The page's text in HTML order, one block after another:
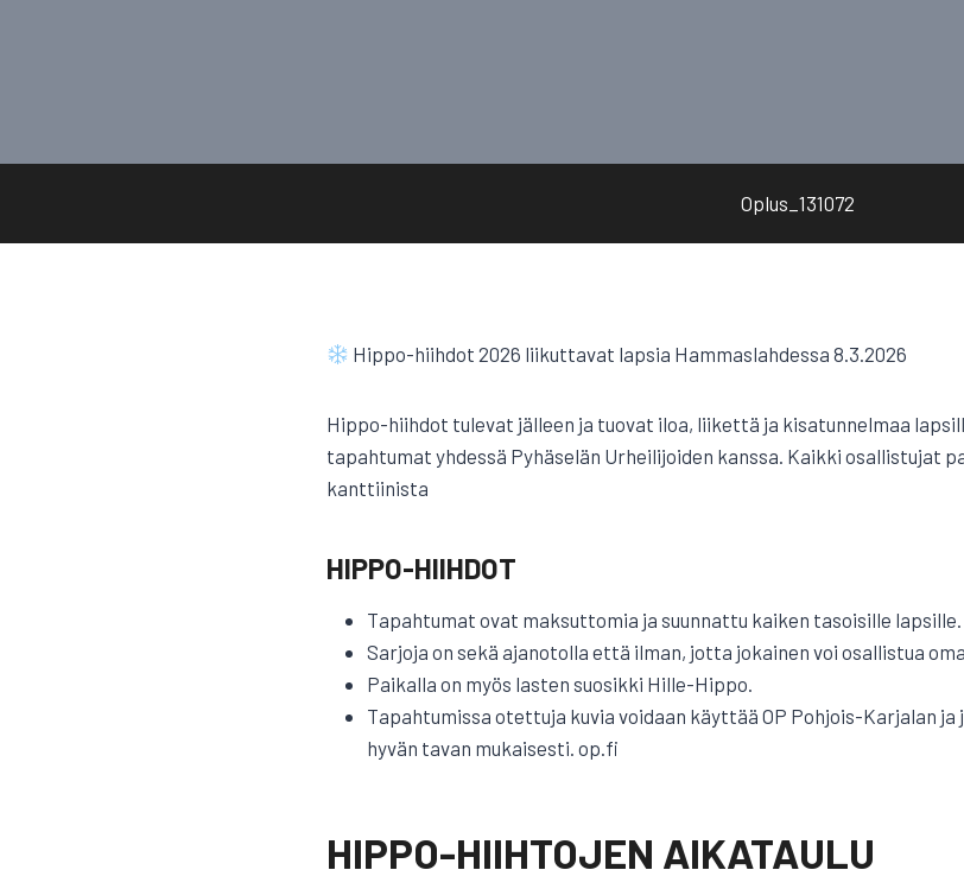
Oplus_131072
Hippo-hiihdot 2026 liikuttavat lapsia Hammaslahdessa 8.3.2026
Hippo-hiihdot tulevat jälleen ja tuovat iloa, liikettä ja kisatunnelmaa
tapahtumat yhdessä Pyhäselän Urheilijoiden kanssa. Kaikki osallistujat
kanttiinista
HIPPO-HIIHDOT
Tapahtumat ovat maksuttomia ja suunnattu kaiken tasoisille lapsille.
Sarjoja on sekä ajanotolla että ilman, jotta jokainen voi osallistua
Paikalla on myös lasten suosikki Hille-Hippo.
Tapahtumissa otettuja kuvia voidaan käyttää OP Pohjois-Karjalan
hyvän tavan mukaisesti. op.fi
HIPPO-HIIHTOJEN AIKATAULU